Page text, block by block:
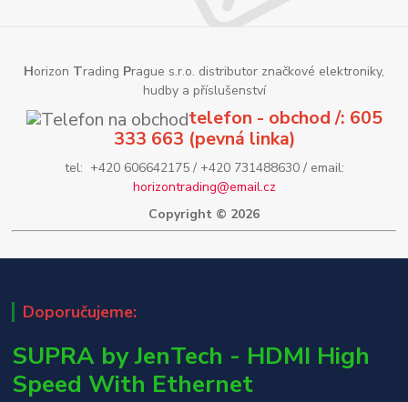
Horizon Trading Prague s.r.o. distributor značkové elektroniky,
hudby a příslušenství
telefon - obchod /: 605
333 663 (pevná linka)
tel: +420 606642175 / +420 731488630 / email:
horizontrading@email.cz
Copyright © 2026
Doporučujeme:
SUPRA by JenTech - HDMI High
Speed With Ethernet